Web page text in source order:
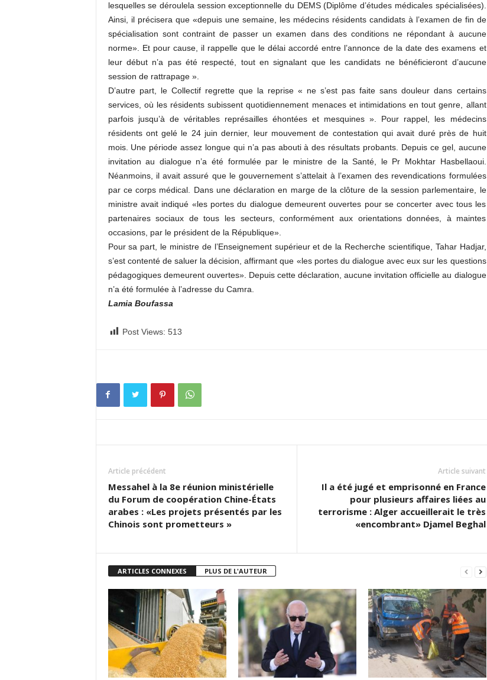
lesquelles se déroulela session exceptionnelle du DEMS (Diplôme d’études médicales spécialisées).
Ainsi, il précisera que «depuis une semaine, les médecins résidents candidats à l’examen de fin de
spécialisation sont contraint de passer un examen dans des conditions ne répondant à aucune
norme». Et pour cause, il rappelle que le délai accordé entre l’annonce de la date des examens et
leur début n’a pas été respecté, tout en signalant que les candidats ne bénéficieront d’aucune
session de rattrapage ».
D’autre part, le Collectif regrette que la reprise « ne s’est pas faite sans douleur dans certains
services, où les résidents subissent quotidiennement menaces et intimidations en tout genre, allant
parfois jusqu’à de véritables représailles éhontées et mesquines ». Pour rappel, les médecins
résidents ont gelé le 24 juin dernier, leur mouvement de contestation qui avait duré près de huit
mois. Une période assez longue qui n’a pas abouti à des résultats probants. Depuis ce gel, aucune
invitation au dialogue n’a été formulée par le ministre de la Santé, le Pr Mokhtar Hasbellaoui.
Néanmoins, il avait assuré que le gouvernement s’attelait à l’examen des revendications formulées
par ce corps médical. Dans une déclaration en marge de la clôture de la session parlementaire, le
ministre avait indiqué «les portes du dialogue demeurent ouvertes pour se concerter avec tous les
partenaires sociaux de tous les secteurs, conformément aux orientations données, à maintes
occasions, par le président de la République».
Pour sa part, le ministre de l’Enseignement supérieur et de la Recherche scientifique, Tahar Hadjar,
s’est contenté de saluer la décision, affirmant que «les portes du dialogue avec eux sur les questions
pédagogiques demeurent ouvertes». Depuis cette déclaration, aucune invitation officielle au dialogue
n’a été formulée à l’adresse du Camra.
Lamia Boufassa
Post Views: 513
Article précédent
Messahel à la 8e réunion ministérielle
du Forum de coopération Chine-États
arabes : «Les projets présentés par les
Chinois sont prometteurs »
Article suivant
Il a été jugé et emprisonné en France
pour plusieurs affaires liées au
terrorisme : Alger accueillerait le très
«encombrant» Djamel Beghal
ARTICLES CONNEXES PLUS DE L'AUTEUR